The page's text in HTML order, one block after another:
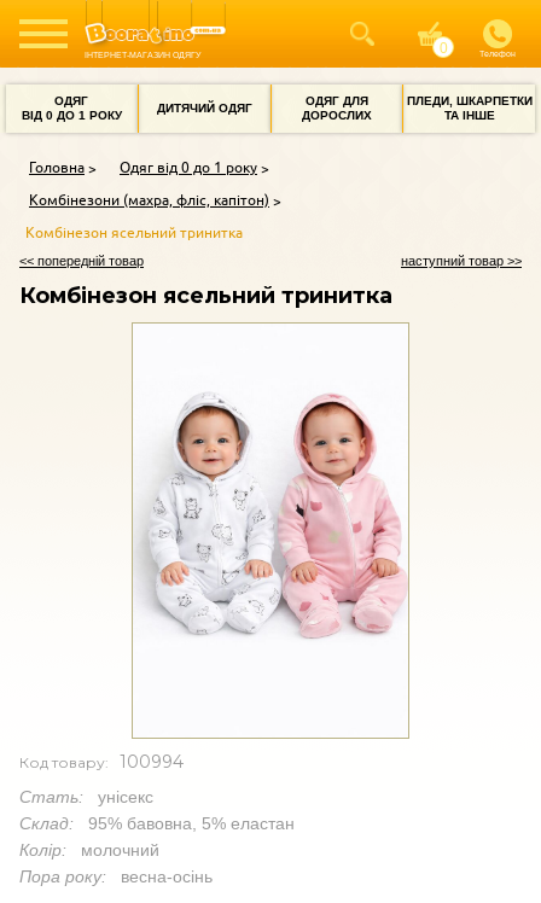
ІНТЕРНЕТ-МАГАЗИН ОДЯГУ Телефон
ОДЯГ
ВІД 0 ДО 1 РОКУ
ДИТЯЧИЙ ОДЯГ
ОДЯГ ДЛЯ
ДОРОСЛИХ
ПЛЕДИ, ШКАРПЕТКИ
ТА ІНШЕ
Головна
Одяг від 0 до 1 року
Комбінезони (махра, фліс, капітон)
Комбінезон ясельний тринитка
<< попередній товар наступний товар >>
Комбінезон ясельний тринитка
Код товару: 100994
Стать: унісекс
Склад: 95% бавовна, 5% еластан
Колір: молочний
Пора року: весна-осінь